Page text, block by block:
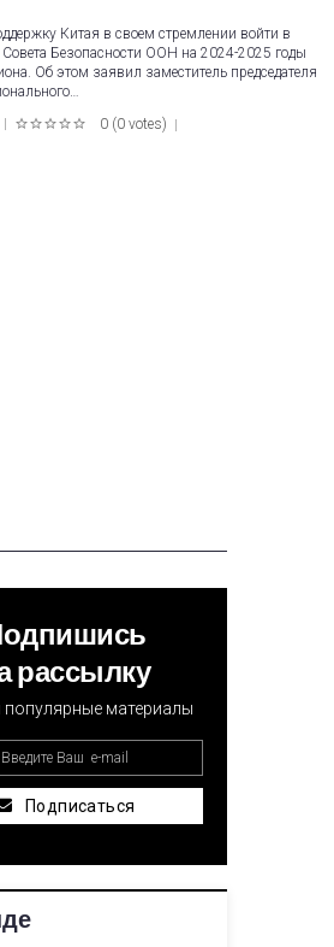
Китая в своем стремлении войти в
Совета Безопасности ООН на 2024-2025 годы
Об этом заявил заместитель председателя
0 (0 votes)
рассылку
популярные материалы
Подписаться